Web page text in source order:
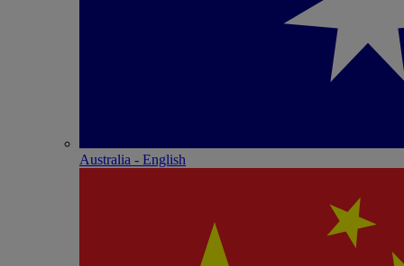
Australia - English